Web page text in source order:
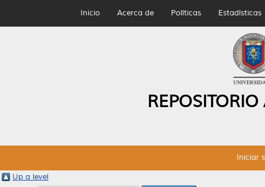
Inicio Acerca de Políticas Estadísticas
Iniciar
Up a level